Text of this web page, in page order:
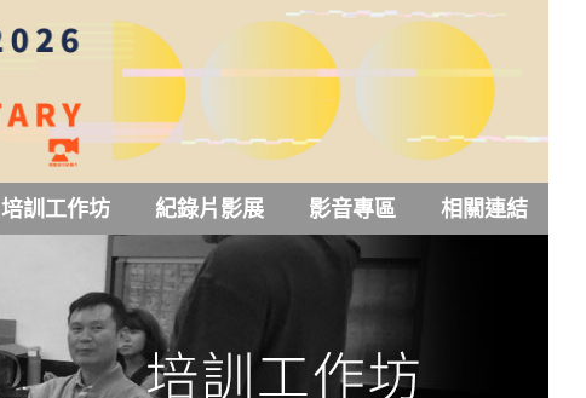
培訓工作坊 紀錄片影展 影音專區 相關連結